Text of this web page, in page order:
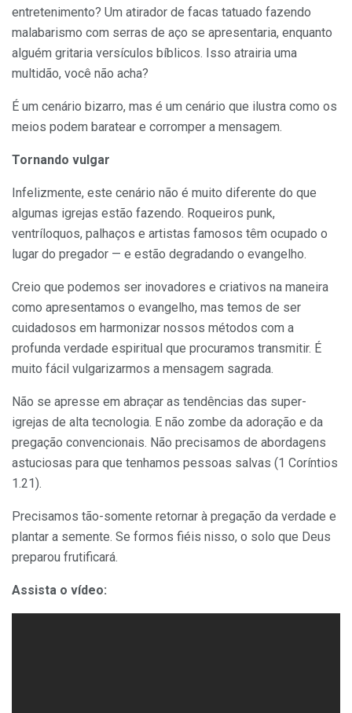
entretenimento? Um atirador de facas tatuado fazendo
malabarismo com serras de aço se apresentaria, enquanto
alguém gritaria versículos bíblicos. Isso atrairia uma
multidão, você não acha?
É um cenário bizarro, mas é um cenário que ilustra como os
meios podem baratear e corromper a mensagem.
Tornando vulgar
Infelizmente, este cenário não é muito diferente do que
algumas igrejas estão fazendo. Roqueiros punk,
ventríloquos, palhaços e artistas famosos têm ocupado o
lugar do pregador — e estão degradando o evangelho.
Creio que podemos ser inovadores e criativos na maneira
como apresentamos o evangelho, mas temos de ser
cuidadosos em harmonizar nossos métodos com a
profunda verdade espiritual que procuramos transmitir. É
muito fácil vulgarizarmos a mensagem sagrada.
Não se apresse em abraçar as tendências das super-
igrejas de alta tecnologia. E não zombe da adoração e da
pregação convencionais. Não precisamos de abordagens
astuciosas para que tenhamos pessoas salvas (1 Coríntios
1.21).
Precisamos tão-somente retornar à pregação da verdade e
plantar a semente. Se formos fiéis nisso, o solo que Deus
preparou frutificará.
Assista o vídeo: